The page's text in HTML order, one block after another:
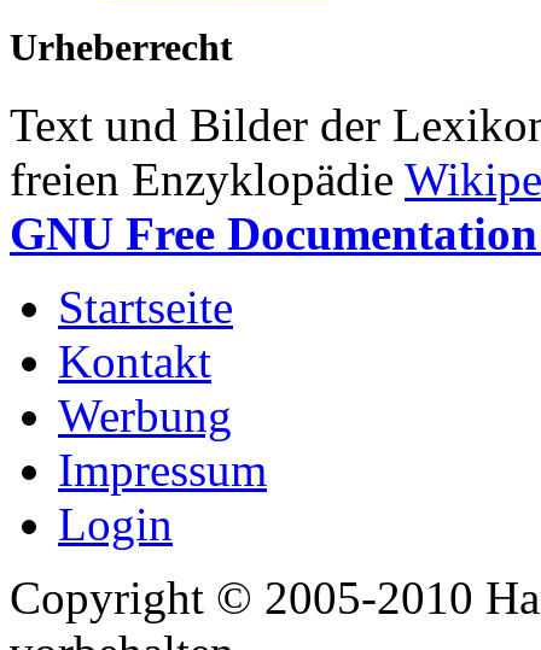
Urheberrecht
Text und Bilder der
freien Enzyklopädie
GNU Free
Startseite
Kontakt
Werbung
Impressum
Login
Copyright © 2005-2010